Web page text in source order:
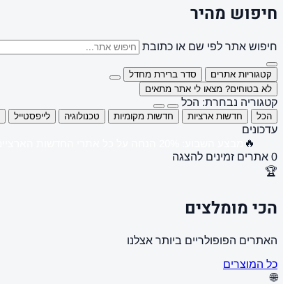
חיפוש מהיר
חיפוש אתר לפי שם או כתובת
קטגוריות אתרים
סדר ברירת מחדל
לא בטוחים? מצאו לי אתר מתאים
קטגוריה נבחרת: הכל
הכל חדשות ארציות חדשות מקומיות טכנולוגיה לייפסטייל
עדכונים
🔥
0 אתרים זמינים להצגה
🏆
הכי מומלצים
האתרים הפופולריים ביותר אצלנו
כל המוצרים
🌐